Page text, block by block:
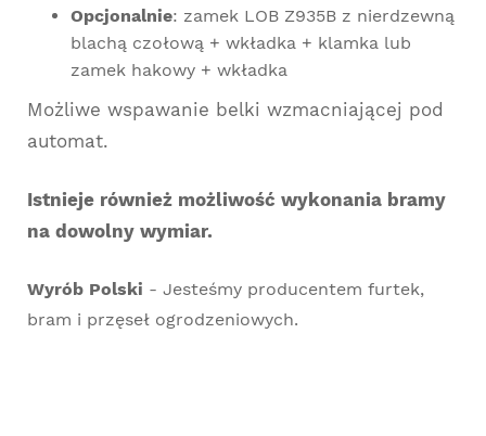
Opcjonalnie: zamek LOB Z935B z nierdzewną
blachą czołową + wkładka + klamka lub
zamek hakowy + wkładka
Możliwe wspawanie belki wzmacniającej pod
automat.
Istnieje również możliwość wykonania bramy
na dowolny wymiar.
Wyrób Polski - Jesteśmy producentem furtek,
bram i przęseł ogrodzeniowych.